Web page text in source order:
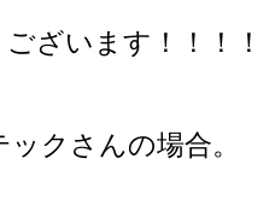
ざいます！！！！
クさんの場合。